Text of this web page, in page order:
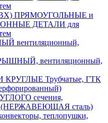
ПРЯМОУГОЛЬНЫЕ и
ДЕТАЛИ для
вентиляционный,
вентиляционный,
Трубчатые, ГТК
сечения,
сталь)
теплопушки,